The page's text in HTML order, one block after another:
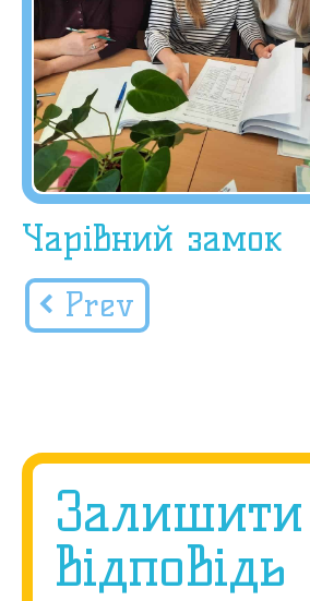
Чарівний замок
Prev
Залишити
відповідь